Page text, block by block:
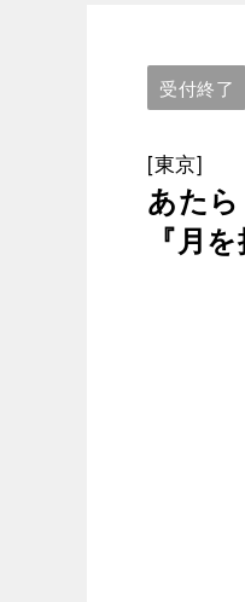
受付終了
[東京]
あた
『月